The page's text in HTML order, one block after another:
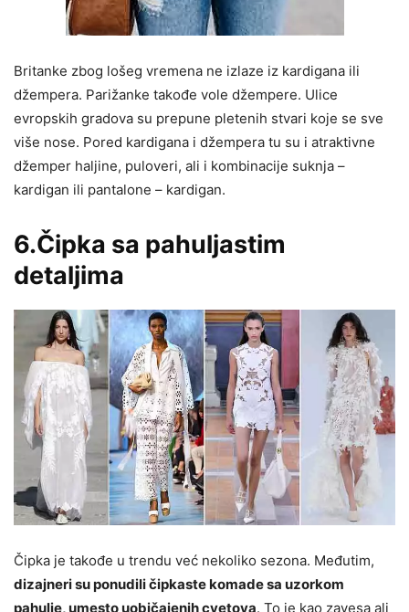
Britanke zbog lošeg vremena ne izlaze iz kardigana ili
džempera. Parižanke takođe vole džempere. Ulice
evropskih gradova su prepune pletenih stvari koje se sve
više nose. Pored kardigana i džempera tu su i atraktivne
džemper haljine, puloveri, ali i kombinacije suknja –
kardigan ili pantalone – kardigan.
6.Čipka sa pahuljastim
detaljima
Čipka je takođe u trendu već nekoliko sezona. Međutim,
dizajneri su ponudili čipkaste komade sa uzorkom
pahulje, umesto uobičajenih cvetova. To je kao zavesa ali